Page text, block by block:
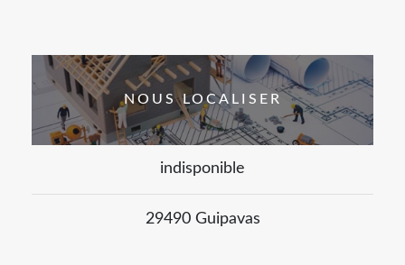
NOUS LOCALISER
indisponible
29490 Guipavas